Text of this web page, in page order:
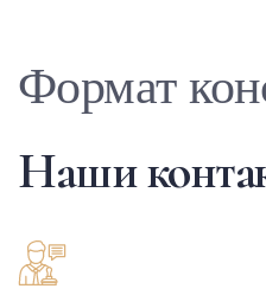
Формат
Наши